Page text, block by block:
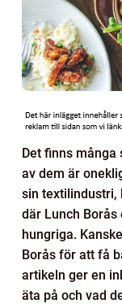
Det finns
av dem är
sin textilindustri,
där Lunch
hungriga.
Borås för att få
artikeln ger en
äta på och vad